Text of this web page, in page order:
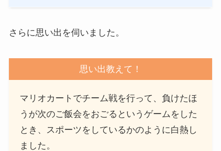
さらに思い出を伺いました。
思い出教えて！
マリオカートでチーム戦を行って、負けたほ
うが次のご飯会をおごるというゲームをした
とき、スポーツをしているかのように白熱し
ました。